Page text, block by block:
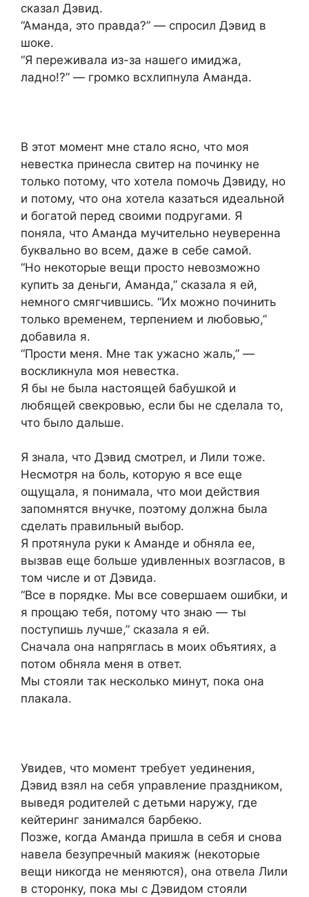
сказал Дэвид.
“Аманда, это правда?” — спросил Дэвид в
шоке.
“Я переживала из-за нашего имиджа,
ладно!?” — громко всхлипнула Аманда.
В этот момент мне стало ясно, что моя
невестка принесла свитер на починку не
только потому, что хотела помочь Дэвиду, но
и потому, что она хотела казаться идеальной
и богатой перед своими подругами. Я
поняла, что Аманда мучительно неуверенна
буквально во всем, даже в себе самой.
“Но некоторые вещи просто невозможно
купить за деньги, Аманда,” сказала я ей,
немного смягчившись. “Их можно починить
только временем, терпением и любовью,”
добавила я.
“Прости меня. Мне так ужасно жаль,” —
воскликнула моя невестка.
Я бы не была настоящей бабушкой и
любящей свекровью, если бы не сделала то,
что было дальше.
Я знала, что Дэвид смотрел, и Лили тоже.
Несмотря на боль, которую я все еще
ощущала, я понимала, что мои действия
запомнятся внучке, поэтому должна была
сделать правильный выбор.
Я протянула руки к Аманде и обняла ее,
вызвав еще больше удивленных возгласов, в
том числе и от Дэвида.
“Все в порядке. Мы все совершаем ошибки, и
я прощаю тебя, потому что знаю — ты
поступишь лучше,” сказала я ей.
Сначала она напряглась в моих объятиях, а
потом обняла меня в ответ.
Мы стояли так несколько минут, пока она
плакала.
Увидев, что момент требует уединения,
Дэвид взял на себя управление праздником,
выведя родителей с детьми наружу, где
кейтеринг занимался барбекю.
Позже, когда Аманда пришла в себя и снова
навела безупречный макияж (некоторые
вещи никогда не меняются), она отвела Лили
в сторонку, пока мы с Дэвидом стояли